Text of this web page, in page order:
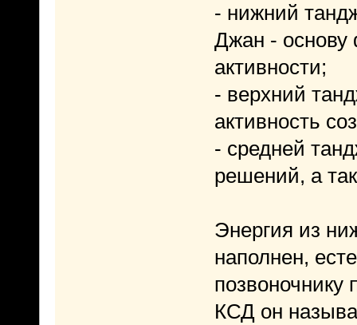
- нижний
Джан - основу
активности;
- верхний
активность
- средней
решений, а
Энергия из
наполнен,
позвоночнику
КСД он